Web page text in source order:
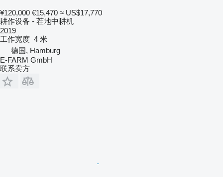
¥120,000 €15,470 ≈ US$17,770
耕作设备 - 茬地中耕机
2019
工作宽度 4 米
德国, Hamburg
E-FARM GmbH
联系卖方